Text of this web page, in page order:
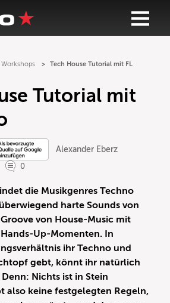
Workshops
Tech House Tutorial mit FL
Tutorial mit
Alexander Eberz
0
die Musikgenres Techno
harte Sounds von
von House-Music mit
Up-Momenten. In
ihr Techno und
gebt, könnt ihr natürlich
Nichts ist in Stein
also keine festgelegten Regeln,